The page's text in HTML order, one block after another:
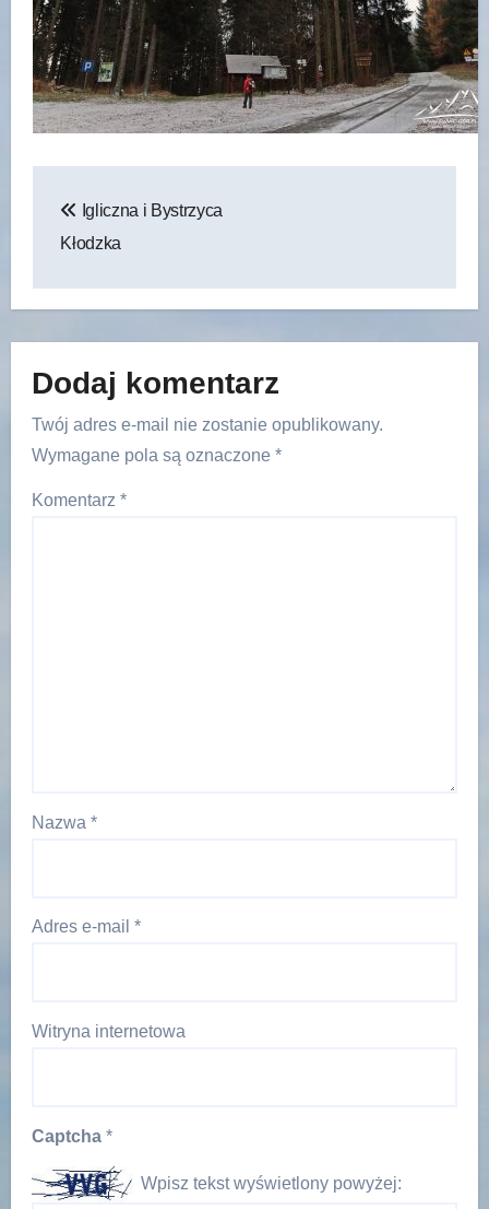
wpisu
Igliczna i Bystrzyca
Kłodzka
Dodaj komentarz
Twój adres e-mail nie zostanie opublikowany.
Wymagane pola są oznaczone *
Komentarz *
Nazwa *
Adres e-mail *
Witryna internetowa
Captcha *
Wpisz tekst wyświetlony powyżej: